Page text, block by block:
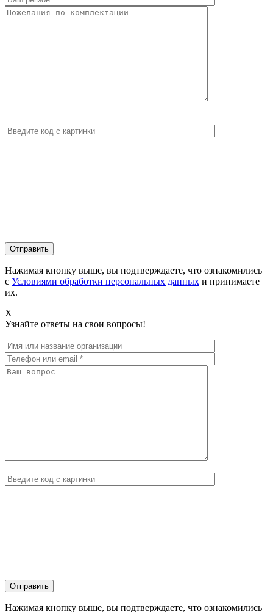
Нажимая кнопку выше, вы подтверждаете, что ознакомились
с Условиями обработки персональных данных и принимаете
их.
X
Узнайте ответы на свои вопросы!
Нажимая кнопку выше, вы подтверждаете, что ознакомились